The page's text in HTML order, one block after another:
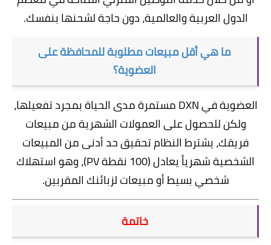
الدول العربية والعالمية، دون حاجة لشحنها بنفسك.
ما هي أقل مبيعات مطلوبة للمحافظة على
العضوية؟
العضوية في DXN مستمرة مدى الحياة بمجرد تفعيلها،
ولكن للحصول على العمولات الشهرية من مبيعات
فريقك، يشترط النظام تحقيق حد أدنى من المبيعات
الشخصية شهرياً يعادل (100 نقطة PV)، وهو استهلاك
شخصي بسيط أو مبيعات لزبائنك المقربين.
خاتمة